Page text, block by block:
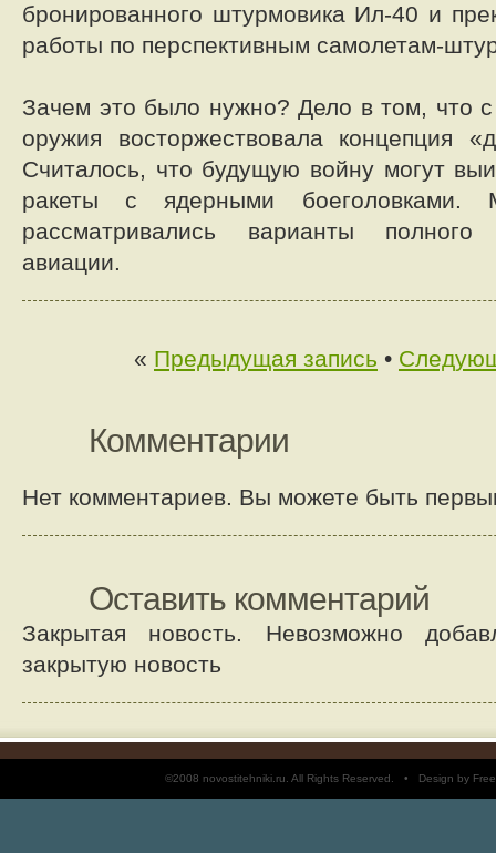
бронированного штурмовика Ил-40 и
работы по перспективным самолетам-
Зачем это было нужно? Дело в том, что
оружия восторжествовала концепция
Считалось, что будущую войну могут
ракеты с ядерными боеголовками.
рассматривались варианты
авиации.
« Предыдущая запись •
Комментарии
Нет комментариев. Вы можете быть
Оставить комментарий
Закрытая новость. Невозможно
закрытую новость
©2008 novostitehniki.ru. All Rights Reserved. • Design by